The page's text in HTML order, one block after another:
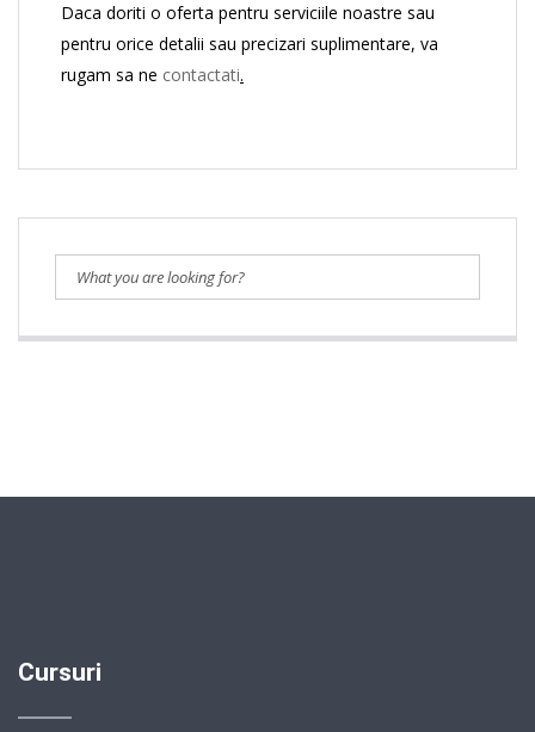
Daca doriti o oferta pentru serviciile noastre sau
pentru orice detalii sau precizari suplimentare, va
rugam sa ne contactati.
Cursuri